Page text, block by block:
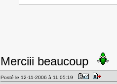
Merciii beaucoup
Posté le 12-11-2006 à 11:05:19